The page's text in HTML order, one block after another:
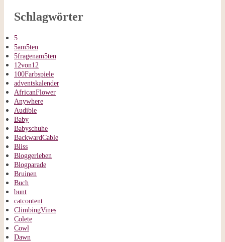
Schlagwörter
5
5am5ten
5fragenam5ten
12von12
100Farbspiele
adventskalender
AfricanFlower
Anywhere
Audible
Baby
Babyschuhe
BackwardCable
Bliss
Bloggerleben
Blogparade
Bruinen
Buch
bunt
catcontent
ClimbingVines
Colete
Cowl
Dawn